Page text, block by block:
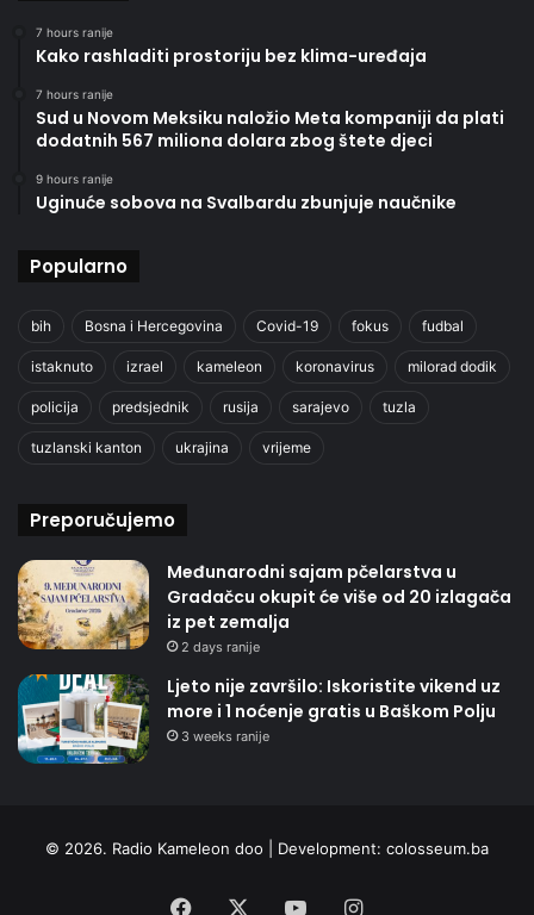
7 hours ranije
Kako rashladiti prostoriju bez klima-uređaja
7 hours ranije
Sud u Novom Meksiku naložio Meta kompaniji da plati
dodatnih 567 miliona dolara zbog štete djeci
9 hours ranije
Uginuće sobova na Svalbardu zbunjuje naučnike
Popularno
bih Bosna i Hercegovina Covid-19 fokus fudbal
istaknuto izrael kameleon koronavirus milorad dodik
policija predsjednik rusija sarajevo tuzla
tuzlanski kanton ukrajina vrijeme
Preporučujemo
Međunarodni sajam pčelarstva u
Gradačcu okupit će više od 20 izlagača
iz pet zemalja
2 days ranije
Ljeto nije završilo: Iskoristite vikend uz
more i 1 noćenje gratis u Baškom Polju
3 weeks ranije
© 2026. Radio Kameleon doo | Development: colosseum.ba
Facebook YouTubeInstagram